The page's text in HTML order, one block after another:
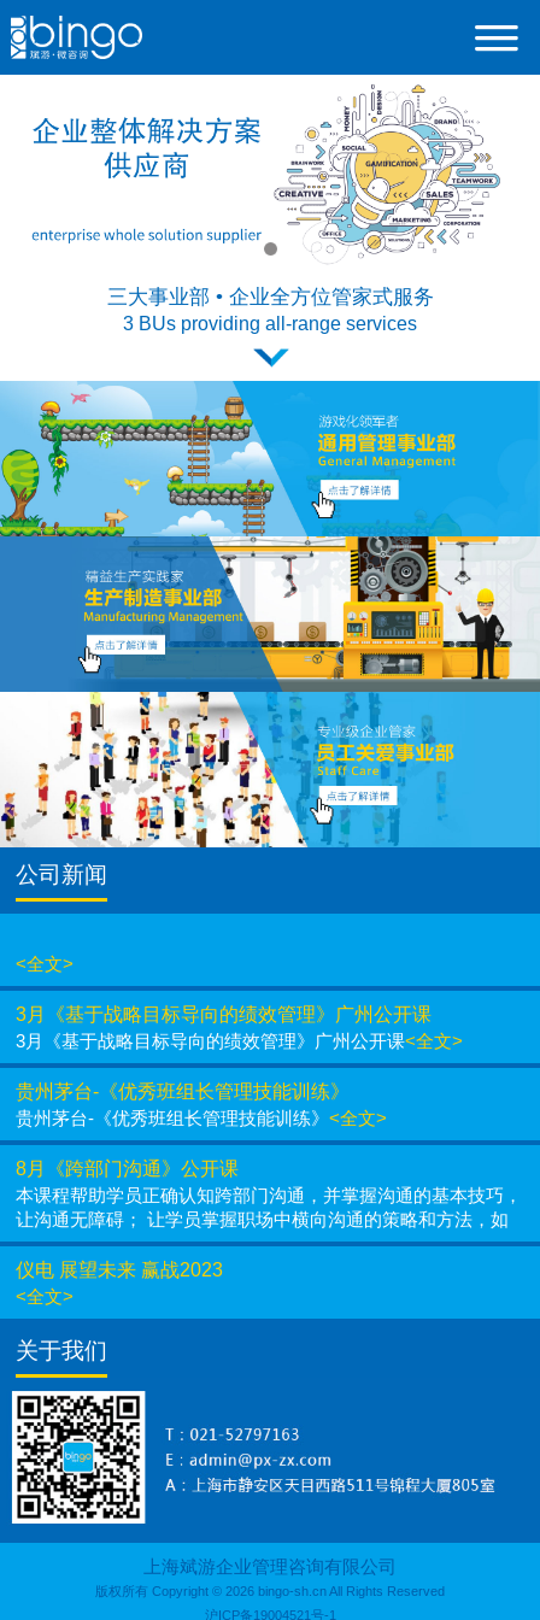
三大事业部 • 企业全方位管家式服务
3 BUs providing all-range services
公司新闻
<全文>
3月《基于战略目标导向的绩效管理》广州公开课
3月《基于战略目标导向的绩效管理》广州公开课<全文>
贵州茅台-《优秀班组长管理技能训练》
贵州茅台-《优秀班组长管理技能训练》<全文>
8月《跨部门沟通》公开课
本课程帮助学员正确认知跨部门沟通，并掌握沟通的基本技巧，
让沟通无障碍； 让学员掌握职场中横向沟通的策略和方法，如
何在职场中如鱼得水，提高工作效率； 学会处理冲突和团队协
作的相关技能，让跨部门协作不再难。
仪电 展望未来 赢战2023
<全文>
关于我们
上海斌游企业管理咨询有限公司
版权所有 Copyright © 2026 bingo-sh.cn All Rights Reserved
沪ICP备19004521号-1